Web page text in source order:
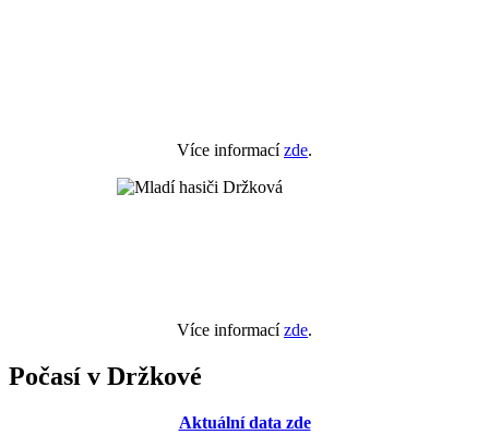
Více informacízde.
Více informacízde.
Počasí v Držkové
Aktuální data zde